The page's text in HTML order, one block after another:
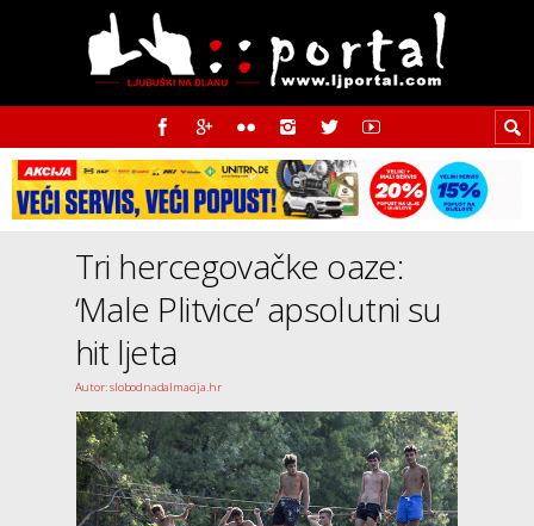
Tri hercegovačke oaze:
‘Male Plitvice’ apsolutni su
hit ljeta
Autor: slobodnadalmacija.hr